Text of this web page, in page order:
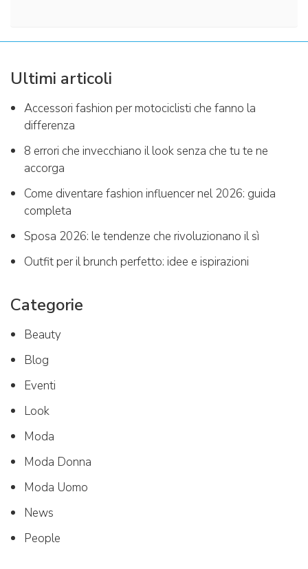
Ultimi articoli
Accessori fashion per motociclisti che fanno la
differenza
8 errori che invecchiano il look senza che tu te ne
accorga
Come diventare fashion influencer nel 2026: guida
completa
Sposa 2026: le tendenze che rivoluzionano il sì
Outfit per il brunch perfetto: idee e ispirazioni
Categorie
Beauty
Blog
Eventi
Look
Moda
Moda Donna
Moda Uomo
News
People